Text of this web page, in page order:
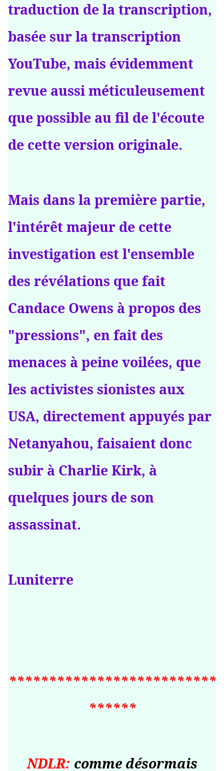
traduction de la transcription,
basée sur la transcription
YouTube, mais évidemment
revue aussi méticuleusement
que possible au fil de l'écoute
de cette version originale.
Mais dans la première partie,
l'intérêt majeur de cette
investigation est l'ensemble
des révélations que fait
Candace Owens à propos des
"pressions", en fait des
menaces à peine voilées, que
les activistes sionistes aux
USA, directement appuyés par
Netanyahou, faisaient donc
subir à Charlie Kirk, à
quelques jours de son
assassinat.
Luniterre
**************************
******
NDLR: comme désormais